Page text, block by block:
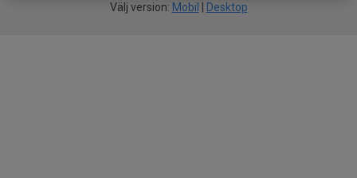
Välj version: Mobil Desktop